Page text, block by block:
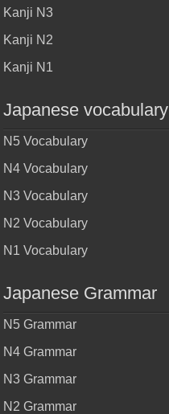
Kanji N3
Kanji N2
Kanji N1
Japanese vocabulary
N5 Vocabulary
N4 Vocabulary
N3 Vocabulary
N2 Vocabulary
N1 Vocabulary
Japanese Grammar
N5 Grammar
N4 Grammar
N3 Grammar
N2 Grammar